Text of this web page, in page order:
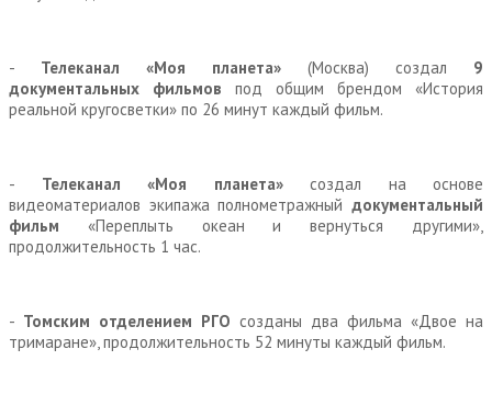
- Телеканал «Моя планета» (Москва) создал 9
документальных фильмов под общим брендом «История
реальной кругосветки» по 26 минут каждый фильм.
- Телеканал «Моя планета»создал на основе
видеоматериалов экипажа полнометражный документальный
фильм «Переплыть океан и вернуться другими»,
продолжительность 1 час.
- Томским отделением РГО созданы два фильма «Двое на
тримаране», продолжительность 52 минуты каждый фильм.